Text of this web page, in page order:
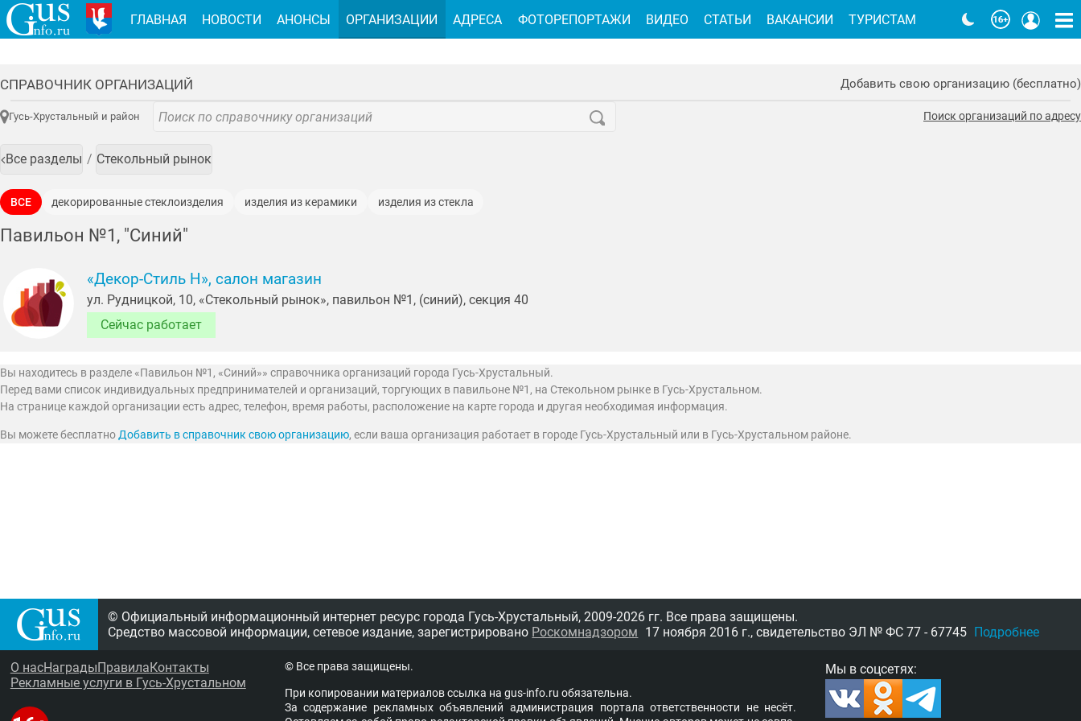
СПРАВОЧНИК ОРГАНИЗАЦИЙ Добавить свою организацию (бесплатно)
Гусь-Хрустальный и район Поиск организаций по адресу
Все разделы Стекольный рынок
ВСЕ декорированные стеклоизделия изделия из керамики изделия из стекла
Павильон №1, "Синий"
«Декор-Стиль Н», салон магазин
ул. Рудницкой, 10, «Стекольный рынок», павильон №1, (синий), секция 40
Сейчас работает
Вы находитесь в разделе «Павильон №1, «Синий»» справочника организаций города Гусь-Хрустальный.
Перед вами список индивидуальных предпринимателей и организаций, торгующих в павильоне №1, на Стекольном рынке в Гусь-Хрустальном.
На странице каждой организации есть адрес, телефон, время работы, расположение на карте города и другая необходимая информация.
Вы можете бесплатноДобавить в справочник свою организацию, если ваша организация работает в городе Гусь-Хрустальный или в Гусь-Хрустальном районе.
ГЛАВНАЯ НОВОСТИ АНОНСЫ ОРГАНИЗАЦИИ АДРЕСА ФОТОРЕПОРТАЖИ ВИДЕО СТАТЬИ ВАКАНСИИ ТУРИСТАМ
© Официальный информационный интернет ресурс города Гусь-Хрустальный, 2009-2026 гг. Все права защищены.
Средство массовой информации, сетевое издание, зарегистрировано Роскомнадзором 17 ноября 2016 г., свидетельство ЭЛ № ФС 77 - 67745 Подробнее
Мы в соцсетях:
О насНаграды Правила Контакты
Рекламные услуги в Гусь-Хрустальном
© Все права защищены.
При копировании материалов ссыл­ка на gus-info.ru обя­за­тель­на.
За содержание рекламных объявлений администра­ция пор­та­ла от­вет­ствен­но­сти не несёт.